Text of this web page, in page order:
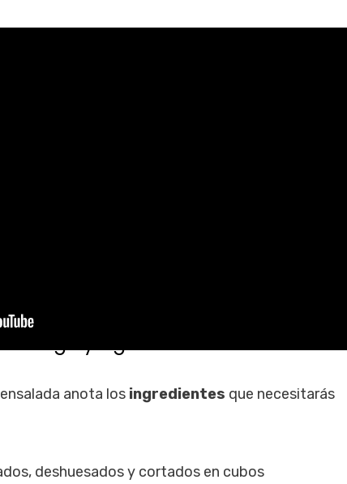
y aguacate
anota los ingredientes que necesitarás
deshuesados y cortados en cubos